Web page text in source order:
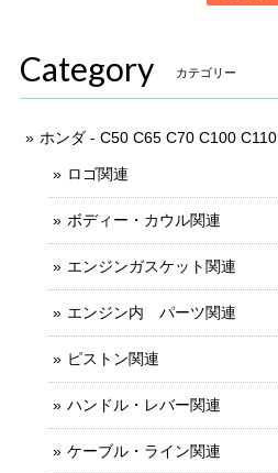
Category カテゴリー
ホンダ - C50 C65 C70 C100 C110
ロゴ関連
ボディー・カウル関連
エンジンガスケット関連
エンジン内 パーツ関連
ピストン関連
ハンドル・レバー関連
ケーブル・ライン関連